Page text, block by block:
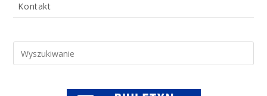
Kontakt